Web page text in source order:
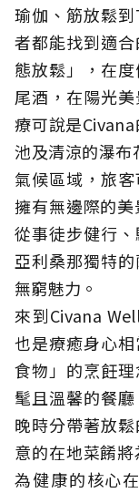
瑜伽、筋放鬆
者都能找到適
態放鬆」，在
尾酒，在陽光
療可說是
池及清涼的瀑
氣候區域，旅
擁有無邊際的
從事徒步健行
亞利桑那獨特
無窮魅力。
來到Civana
也是療癒身心
食物」的烹飪
髦且溫馨的餐
晚時分帶著放
意的在地菜餚
為健康的核心